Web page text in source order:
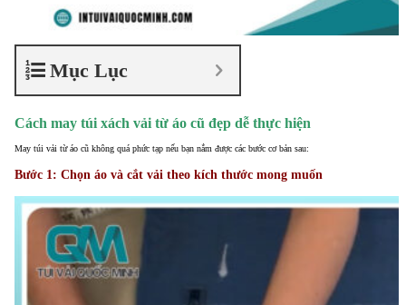
Mục Lục
Cách may túi xách vải từ áo cũ đẹp dễ thực hiện
May túi vải từ áo cũ không quá phức tạp nếu bạn nắm được các bước cơ bản sau:
Bước 1: Chọn áo và cắt vải theo kích thước mong muốn